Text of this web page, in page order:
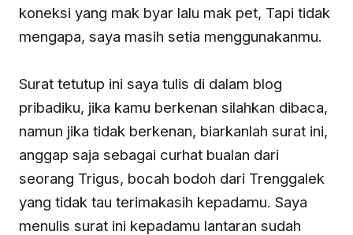
koneksi yang mak byar lalu mak pet, Tapi tidak
mengapa, saya masih setia menggunakanmu.
Surat tetutup ini saya tulis di dalam blog
pribadiku, jika kamu berkenan silahkan dibaca,
namun jika tidak berkenan, biarkanlah surat ini,
anggap saja sebagai curhat bualan dari
seorang Trigus, bocah bodoh dari Trenggalek
yang tidak tau terimakasih kepadamu. Saya
menulis surat ini kepadamu lantaran sudah